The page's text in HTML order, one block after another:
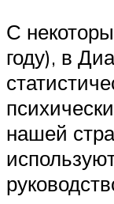
С
году), в
нашей